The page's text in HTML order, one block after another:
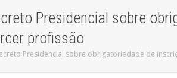
Presidencial sobre
profissão
Presidencial sobre obrigatoriedade de